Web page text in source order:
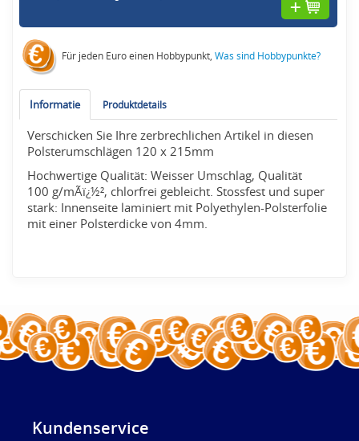
Für jeden Euro einen Hobbypunkt,Was sind Hobbypunkte?
Informatie Produktdetails
Verschicken Sie Ihre zerbrechlichen Artikel in diesen
Polsterumschlägen 120 x 215mm
Hochwertige Qualität: Weisser Umschlag, Qualität
100 g/mÃï¿½², chlorfrei gebleicht. Stossfest und super
stark: Innenseite laminiert mit Polyethylen-Polsterfolie
mit einer Polsterdicke von 4mm.
Kundenservice